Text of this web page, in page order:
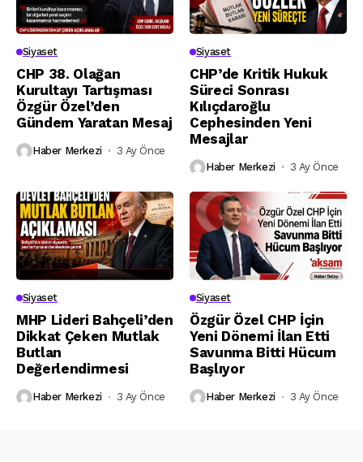
Siyaset
CHP 38. Olağan
Kurultayı Tartışması
Özgür Özel’den
Gündem Yaratan Mesaj
Haber Merkezi 3 Ay Önce
Siyaset
CHP’de Kritik Hukuk
Süreci Sonrası
Kılıçdaroğlu
Cephesinden Yeni
Mesajlar
Haber Merkezi 3 Ay Önce
Siyaset
MHP Lideri Bahçeli’den
Dikkat Çeken Mutlak
Butlan
Değerlendirmesi
Haber Merkezi 3 Ay Önce
Siyaset
Özgür Özel CHP İçin
Yeni Dönemi İlan Etti
Savunma Bitti Hücum
Başlıyor
Haber Merkezi 3 Ay Önce